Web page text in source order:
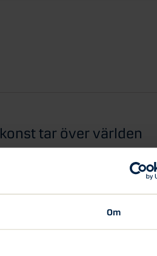
Om
tar över världen
växande design- och e-
är störst i Norden inom försäljning av...